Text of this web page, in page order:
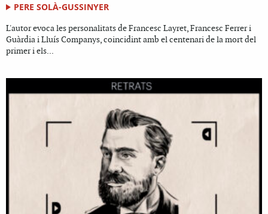
PERE SOLÀ-GUSSINYER
L'autor evoca les personalitats de Francesc Layret, Francesc Ferrer i
Guàrdia i Lluís Companys, coincidint amb el centenari de la mort del
primer i els...